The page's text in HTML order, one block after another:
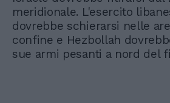
meridionale. L'esercito
dovrebbe schierarsi nelle
confine e Hezbollah
sue armi pesanti a nord del